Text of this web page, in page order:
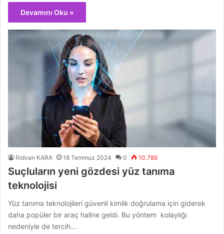
Devamını Oku »
Ridvan KARA 18 Temmuz 2024 0 10.789
Suçluların yeni gözdesi yüz tanıma
teknolojisi
Yüz tanıma teknolojileri güvenli kimlik doğrulama için giderek
daha popüler bir araç haline geldi. Bu yöntem kolaylığı
nedeniyle de tercih…